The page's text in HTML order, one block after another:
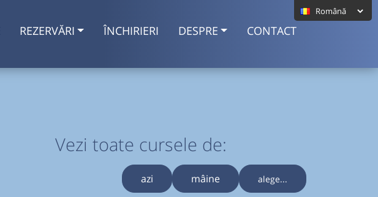
REZERVĂRI ÎNCHIRIERI DESPRE CONTACT
Vezi toate cursele de:
azi mâine alege...